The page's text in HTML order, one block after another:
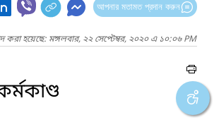
আপনার মতামত প্রদান করুন
করা হয়েছে: মঙ্গলবার, ২২ সেপ্টেম্বর, ২০২০ এ ১০:০৬ PM